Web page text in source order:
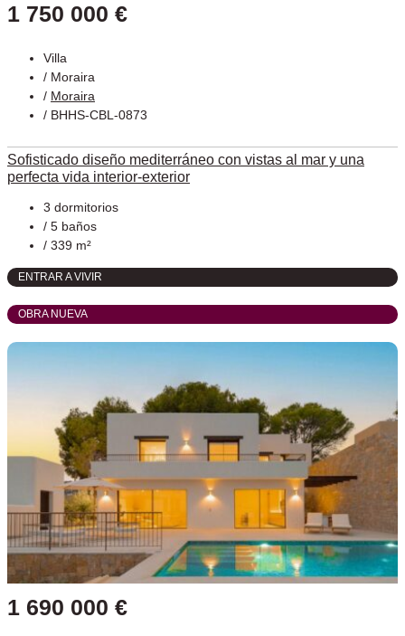
1 750 000 €
Villa
/ Moraira
/ Moraira
/ BHHS-CBL-0873
Sofisticado diseño mediterráneo con vistas al mar y una
perfecta vida interior-exterior
3 dormitorios
/ 5 baños
/ 339 m²
ENTRAR A VIVIR
OBRA NUEVA
1 690 000 €